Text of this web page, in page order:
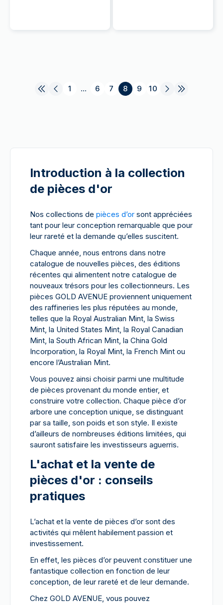
1 ... 6 7 8 9 10
Introduction à la collection
de pièces d'or
Nos collections de pièces d’or sont appréciées
tant pour leur conception remarquable que pour
leur rareté et la demande qu’elles suscitent.
Chaque année, nous entrons dans notre
catalogue de nouvelles pièces, des éditions
récentes qui alimentent notre catalogue de
nouveaux trésors pour les collectionneurs. Les
pièces GOLD AVENUE proviennent uniquement
des raffineries les plus réputées au monde,
telles que la Royal Australian Mint, la Swiss
Mint, la United States Mint, la Royal Canadian
Mint, la South African Mint, la China Gold
Incorporation, la Royal Mint, la French Mint ou
encore l’Australian Mint.
Vous pouvez ainsi choisir parmi une multitude
de pièces provenant du monde entier, et
construire votre collection. Chaque pièce d’or
arbore une conception unique, se distinguant
par sa taille, son poids et son style. Il existe
d’ailleurs de nombreuses éditions limitées, qui
sauront satisfaire les investisseurs aguerris.
L'achat et la vente de
pièces d'or : conseils
pratiques
L’achat et la vente de pièces d’or sont des
activités qui mêlent habilement passion et
investissement.
En effet, les pièces d’or peuvent constituer une
fantastique collection en fonction de leur
conception, de leur rareté et de leur demande.
Chez GOLD AVENUE, vous pouvez